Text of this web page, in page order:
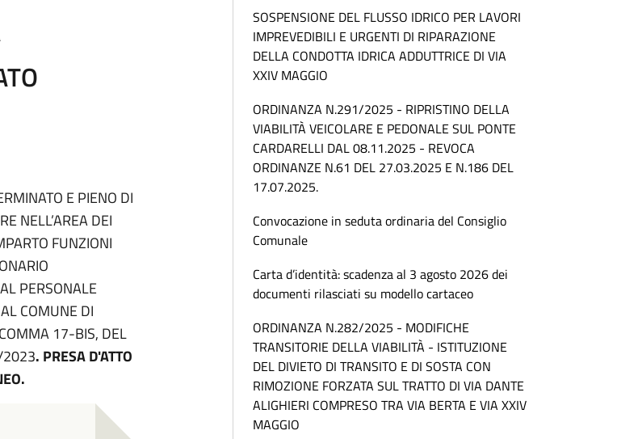
E PIENO DI
NELL’AREA DEI
FUNZIONI
PERSONALE
COMUNE DI
17-BIS, DEL
2023. PRESA D'ATTO
SOSPENSIONE DEL FLUSSO IDRICO PER LAVORI
IMPREVEDIBILI E URGENTI DI RIPARAZIONE
DELLA CONDOTTA IDRICA ADDUTTRICE DI VIA
XXIV MAGGIO
ORDINANZA N.291/2025 - RIPRISTINO DELLA
VIABILITÀ VEICOLARE E PEDONALE SUL PONTE
CARDARELLI DAL 08.11.2025 - REVOCA
ORDINANZE N.61 DEL 27.03.2025 E N.186 DEL
17.07.2025.
Convocazione in seduta ordinaria del Consiglio
Comunale
Carta d’identità: scadenza al 3 agosto 2026 dei
documenti rilasciati su modello cartaceo
ORDINANZA N.282/2025 - MODIFICHE
TRANSITORIE DELLA VIABILITÀ - ISTITUZIONE
DEL DIVIETO DI TRANSITO E DI SOSTA CON
RIMOZIONE FORZATA SUL TRATTO DI VIA DANTE
ALIGHIERI COMPRESO TRA VIA BERTA E VIA XXIV
MAGGIO